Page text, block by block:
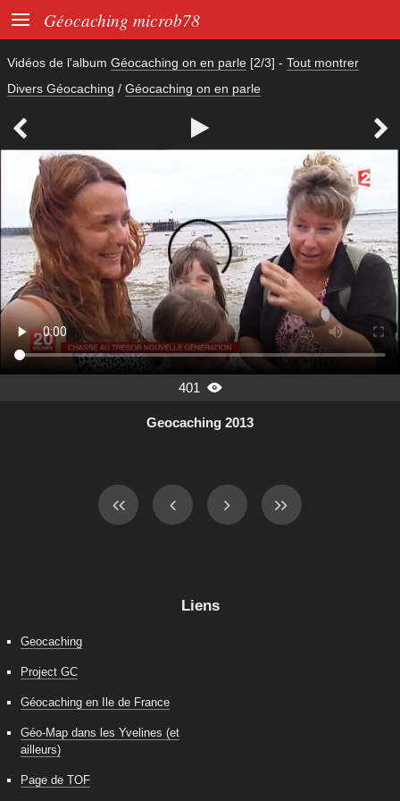
 Géocaching microb78
Vidéos de l'album Géocaching on en parle [2/3] - Tout montrer
Divers Géocaching / Géocaching on en parle
  
401 
Geocaching 2013
Liens
Geocaching
Project GC
Géocaching en Ile de France
Géo-Map dans les Yvelines (et
ailleurs)
Page de TOF